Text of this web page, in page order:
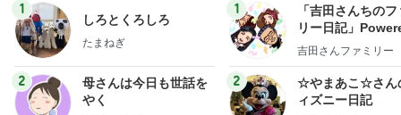
1
しろとくろしろ
たまねぎ
2
母さんは今日も世話を
やく
1
「吉田さんちの
リー日記」
y Ameba 吉田さ
ログ
吉田さんファミリー
2
☆やまあこ☆さん
ィズニー日記